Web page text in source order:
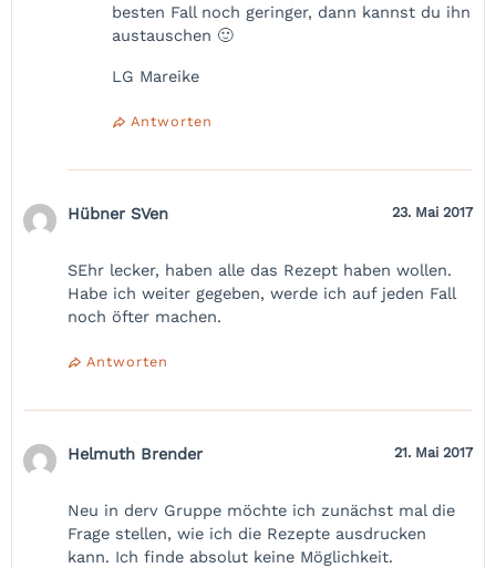
besten Fall noch geringer, dann kannst du ihn
austauschen 🙂
LG Mareike
Antworten
Hübner SVen 23. Mai 2017
SEhr lecker, haben alle das Rezept haben wollen.
Habe ich weiter gegeben, werde ich auf jeden Fall
noch öfter machen.
Antworten
Helmuth Brender 21. Mai 2017
Neu in derv Gruppe möchte ich zunächst mal die
Frage stellen, wie ich die Rezepte ausdrucken
kann. Ich finde absolut keine Möglichkeit.